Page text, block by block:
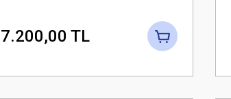
7.200,00 TL